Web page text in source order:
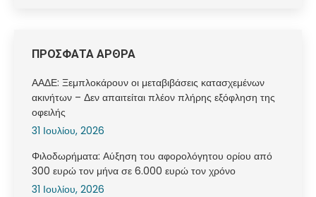
ΠΡΟΣΦΑΤΑ ΑΡΘΡΑ
ΑΑΔΕ: Ξεμπλοκάρουν οι μεταβιβάσεις κατασχεμένων
ακινήτων – Δεν απαιτείται πλέον πλήρης εξόφληση της
οφειλής
31 Ιουλίου, 2026
Φιλοδωρήματα: Αύξηση του αφορολόγητου ορίου από
300 ευρώ τον μήνα σε 6.000 ευρώ τον χρόνο
31 Ιουλίου, 2026